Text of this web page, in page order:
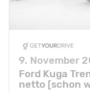
9. November
Ford Kuga
netto [schon